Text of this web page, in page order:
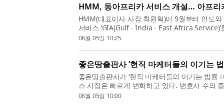
HMM, 동아프리카 서비스 개설… 아프리
HMM(대표이사 사장 최원혁)이 9월부터 인도
서비스 ‘GIA(Gulf - India - East Africa
비스는 최원혁 사장 부임 이후 추진 중인 컨테
08월 05일 10:25
좋은땅출판사 ‘현직 마케터들의 이기는
좋은땅출판사가 ‘현직 마케터들의 이기는 법률
스 시장은 빠르게 변화하고 있다. 변호사 수의
기반 검색 환경의 확산은 로펌과 변호사에게도
08월 05일 10:00